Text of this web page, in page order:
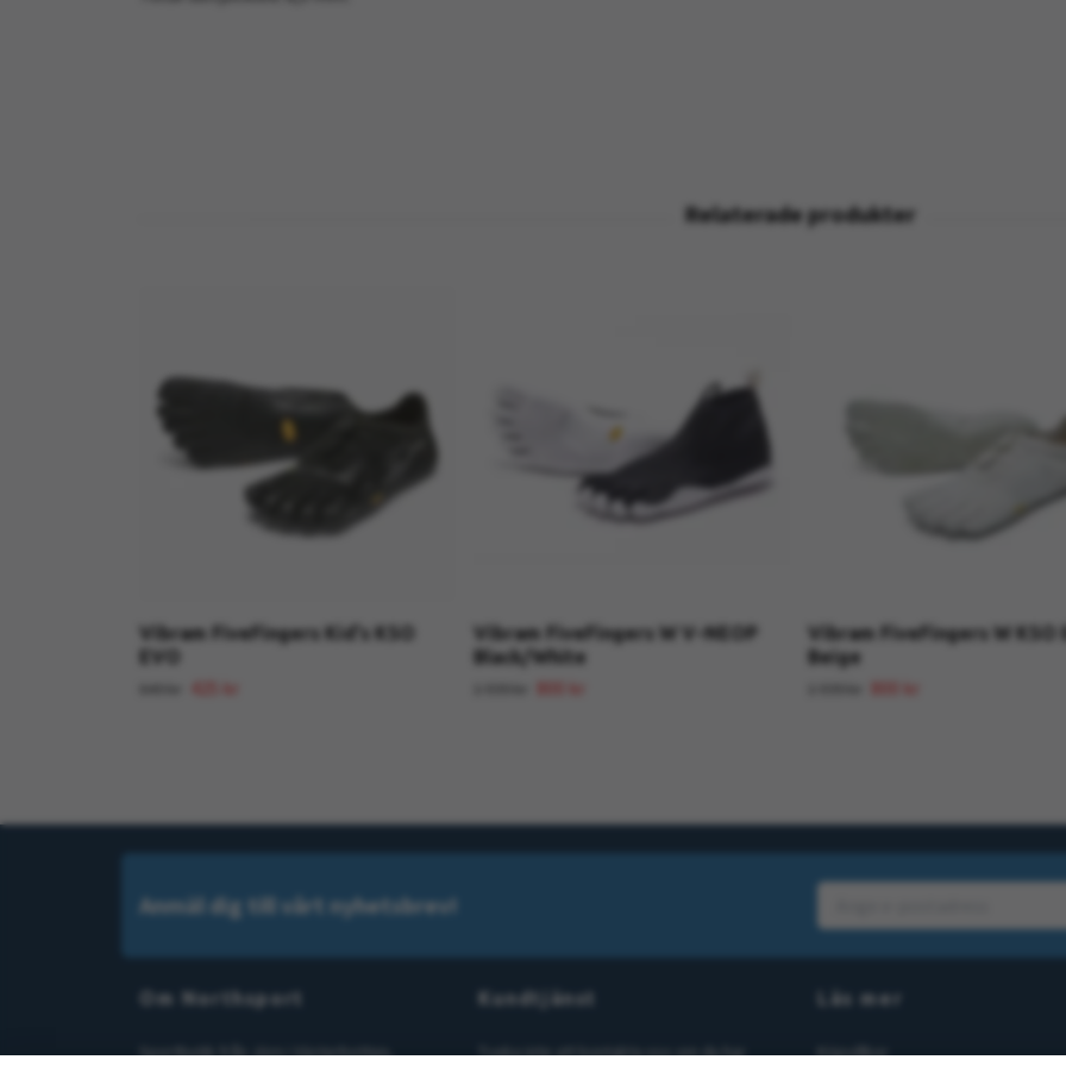
Vibram FiveFingers Kid's KSO
Vibram FiveFingers W V-NEOP
Black/White
Vibram FiveFingers W KSO
Beige
Anmäl dig till vårt nyhetsbrev!
Om Northsport
Sportbutik från Jörn i Västerbotten,
Kundtjänst
Tveka inte att kontakta oss om du har
Läs mer
Köpvillkor